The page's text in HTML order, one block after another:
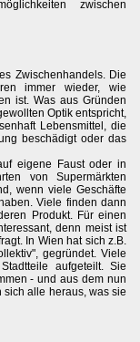
zwischen
Zwischenhandels. Die
immer wieder, wie
ist. Was aus Gründen
Optik entspricht,
Lebensmittel, die
beschädigt oder das
eigene Faust oder in
von Supermärkten
wenn viele Geschäfte
Viele finden dann
Produkt. Für einen
denn meist ist
In Wien hat sich z.B.
gegründet. Viele
aufgeteilt. Sie
- und aus dem nun
alle heraus, was sie